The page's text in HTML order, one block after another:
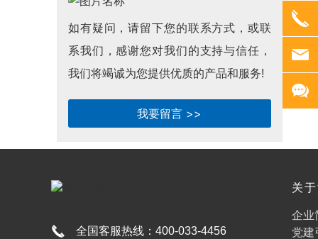
如有疑问，请留下您的联系方式，或联
系我们，感谢您对我们的支持与信任，
我们将竭诚为您提供优质的产品和服务!
我要留言 >>
全国客服热线： 400-033-4456
关
企业
党建